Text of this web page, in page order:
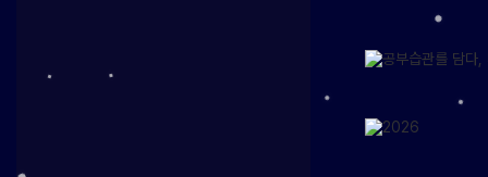
2027 반수반
2027 파이널 정규반